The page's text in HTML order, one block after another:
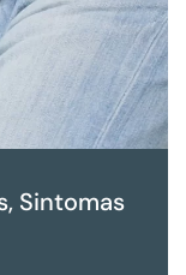
Sintomas